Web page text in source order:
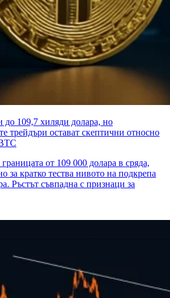
до 109,7 хиляди долара, но
трейдъри остават скептични относно
от 109 000 долара в сряда,
за кратко тества нивото на подкрепа
Ръстът съвпадна с признаци за